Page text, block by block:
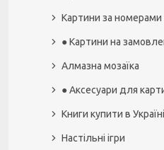
Картини за
● Картини на
Алмазна мозаїка
● Аксесуари для
Книги купити в Україні
Настільні ігри